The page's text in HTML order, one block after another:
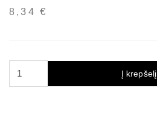
8,34 €
Į krepšelį